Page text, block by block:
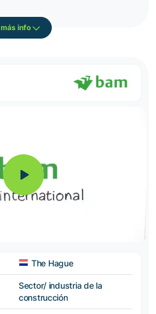
más info
The Hague
Sector/ industria de la
construcción